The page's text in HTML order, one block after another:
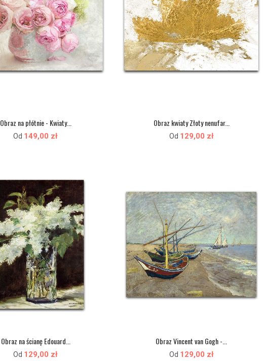
Obraz na płótnie - Kwiaty...
Od 149,00 zł
Obraz kwiaty Złoty nenufar...
Od 129,00 zł
Obraz na ścianę Edouard...
Od 129,00 zł
Obraz Vincent van Gogh -...
Od 129,00 zł